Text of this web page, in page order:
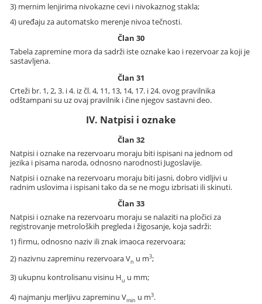
3) mernim lenjirima nivokazne cevi i nivokaznog stakla;
4) uređaju za automatsko merenje nivoa tečnosti.
Član 30
Tabela zapremine mora da sadrži iste oznake kao i rezervoar za koji je
sastavljena.
Član 31
Crteži br. 1, 2, 3. i 4. iz čl. 4, 11, 13, 14, 17. i 24. ovog pravilnika
odštampani su uz ovaj pravilnik i čine njegov sastavni deo.
IV. Natpisi i oznake
Član 32
Natpisi i oznake na rezervoaru moraju biti ispisani na jednom od
jezika i pisama naroda, odnosno narodnosti Jugoslavije.
Natpisi i oznake na rezervoaru moraju biti jasni, dobro vidljivi u
radnim uslovima i ispisani tako da se ne mogu izbrisati ili skinuti.
Član 33
Natpisi i oznake na rezervoaru moraju se nalaziti na pločici za
registrovanje metroloških pregleda i žigosanje, koja sadrži:
1) firmu, odnosno naziv ili znak imaoca rezervoara;
2) nazivnu zapreminu rezervoara Vn u m3;
3) ukupnu kontrolisanu visinu Hu u mm;
4) najmanju merljivu zapreminu Vmin u m3.